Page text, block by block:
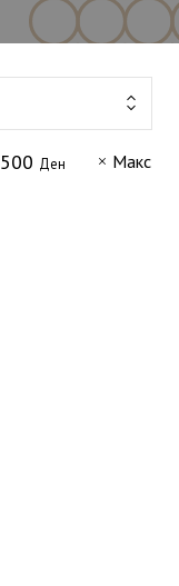
500 Ден Макс